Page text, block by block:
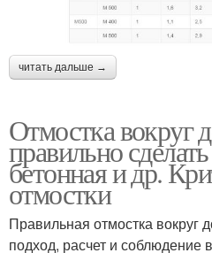
читать дальше →
Отмостка вокруг
правильно
бетонная и др.
отмостки
Правильная отмостка вокруг
подход, расчет и соблюдение